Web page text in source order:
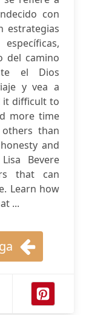
con
estrategias
del camino
el Dios
y vea a
it difficult to
more time
than
and
Bevere
that can
Learn how
...